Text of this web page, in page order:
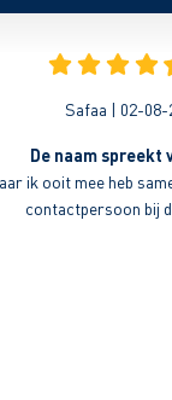
Safaa | 02-08-
De naam spreekt
ik ooit mee heb
contactpersoon bij